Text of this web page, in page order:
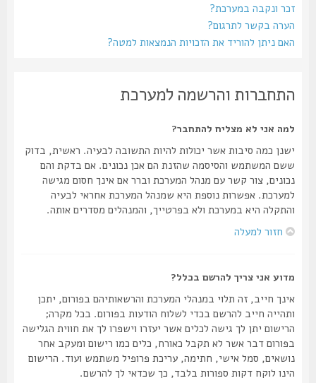
זכר ונקבה במערכת?
הערה בקשר לתרגום?
האם ניתן להוריד את הזכויות הנמצאות למטה?
התחברות והרשמה למערכת
למה אני לא מצליח להתחבר?
ישנן כמה סיבות אשר יכולות להיות התשובה לבעיה. ראשית, בדוק
ששם המשתמש והסיסמה שהזנת הם אכן נכונים. אם בדקת והם
נכונים, צור קשר עם מנהל המערכת וברר אם אינך חסום מגישה
למערכת. אפשרות נוספת היא שמנהל המערכת אחראי לבעיה
והתקלה היא במערכת ולא בפרטייך, והמנהלים מסדרים אותה.
חזור למעלה
מדוע אני צריך להרשם בכלל?
אינך חייב, זה תלוי במנהלי המערכת והרשאותיהם בפורום, יתכן
ותהייה חייב להרשם בכדי לשלוח הודעות בפורום. בכל מקרה;
הרישום יתן לך גישה לכלים אשר יעזרו וישפרו לך את חווית הגלישה
בפורום דבר אשר לא תקבל כאורח, כלים כמו רישום ומעקב אחר
נושאים, סמל אישי, חתימה, עריכת פרופיל משתמש ועוד. הרישום
הינו לוקח דקות ספורות בלבד, כך שכדאי לך להרשם.